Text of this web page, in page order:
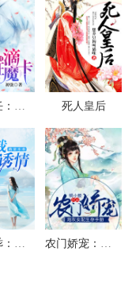
死人皇后
萌妻不乖：总裁步步诱情 农门娇宠：炮灰女配生存手册